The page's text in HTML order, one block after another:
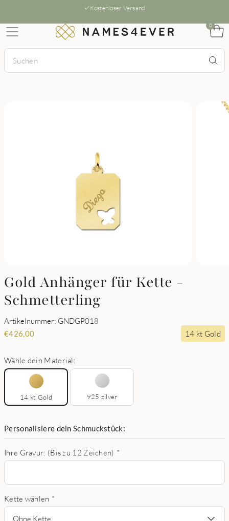
Kostenloser Versand
0
Gold Anhänger für Kette -
Schmetterling
Artikelnummer: GNDGP018
€426,00 14 kt Gold
Wähle dein Material:
14 kt Gold 925 zilver
Personalisiere dein Schmuckstück:
Ihre Gravur: (Bis zu 12 Zeichen) *
Kette wählen *
Ohne Kette